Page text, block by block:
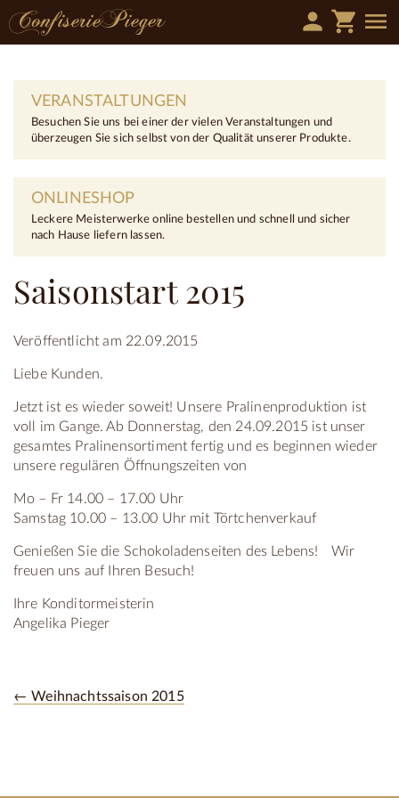
person shopping_cart menu
VERANSTALTUNGEN
Besuchen Sie uns bei einer der vielen Veranstaltungen und
überzeugen Sie sich selbst von der Qualität unserer Produkte.
ONLINESHOP
Leckere Meisterwerke online bestellen und schnell und sicher
nach Hause liefern lassen.
Saisonstart 2015
Veröffentlicht am 22.09.2015
Liebe Kunden.
Jetzt ist es wieder soweit! Unsere Pralinenproduktion ist
voll im Gange. Ab Donnerstag, den 24.09.2015 ist unser
gesamtes Pralinensortiment fertig und es beginnen wieder
unsere regulären Öffnungszeiten von
Mo – Fr 14.00 – 17.00 Uhr
Samstag 10.00 – 13.00 Uhr mit Törtchenverkauf
Genießen Sie die Schokoladenseiten des Lebens! Wir
freuen uns auf Ihren Besuch!
Ihre Konditormeisterin
Angelika Pieger
← Weihnachtssaison 2015